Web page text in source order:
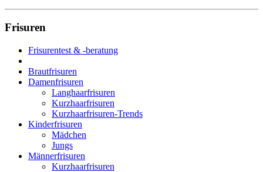
Frisuren
Frisurentest & -beratung
Brautfrisuren
Damenfrisuren
Langhaarfrisuren
Kurzhaarfrisuren
Kurzhaarfrisuren-Trends
Kinderfrisuren
Mädchen
Jungs
Männerfrisuren
Kurzhaarfrisuren